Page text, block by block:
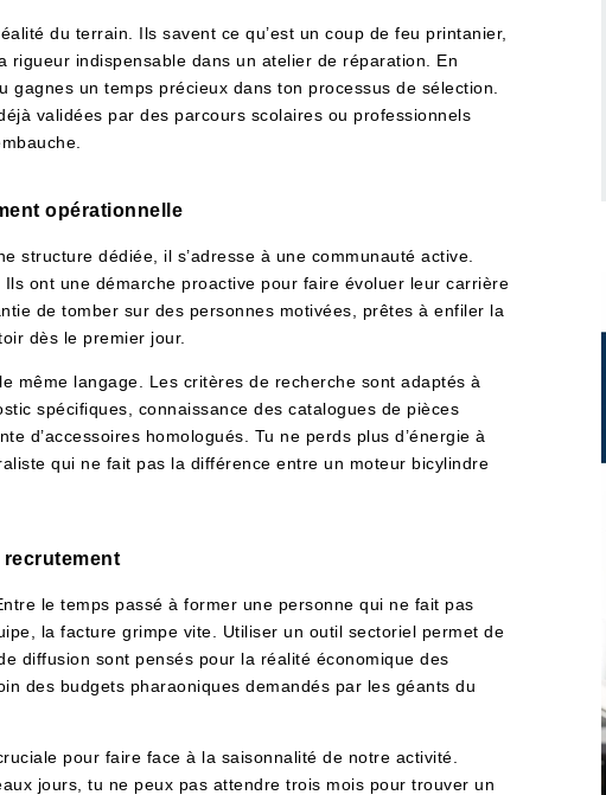
du terrain. Ils savent ce qu’est un coup de feu printanier,
rigueur indispensable dans un atelier de réparation. En
un temps précieux dans ton processus de sélection.
validées par des parcours scolaires ou professionnels
opérationnelle
structure dédiée, il s’adresse à une communauté active.
ont une démarche proactive pour faire évoluer leur carrière
de tomber sur des personnes motivées, prêtes à enfiler la
dès le premier jour.
même langage. Les critères de recherche sont adaptés à
spécifiques, connaissance des catalogues de pièces
d’accessoires homologués. Tu ne perds plus d’énergie à
qui ne fait pas la différence entre un moteur bicylindre
recrutement
le temps passé à former une personne qui ne fait pas
la facture grimpe vite. Utiliser un outil sectoriel permet de
diffusion sont pensés pour la réalité économique des
des budgets pharaoniques demandés par les géants du
pour faire face à la saisonnalité de notre activité.
jours, tu ne peux pas attendre trois mois pour trouver un